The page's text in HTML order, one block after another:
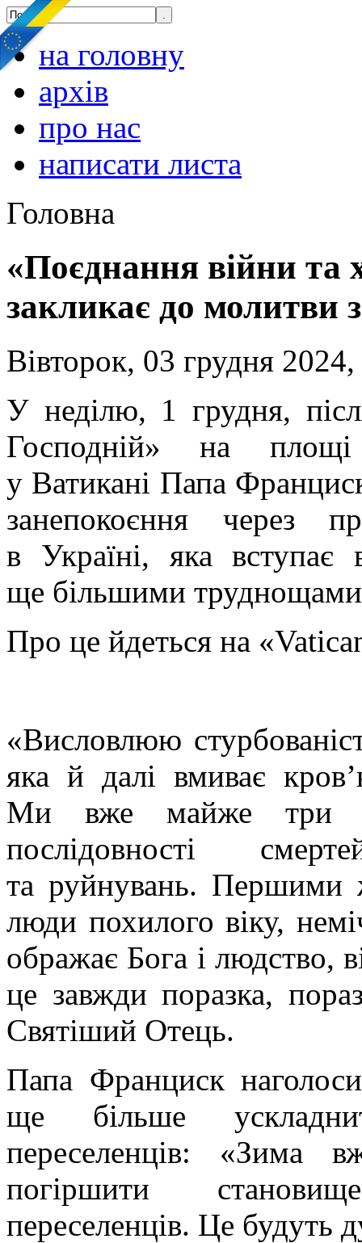
на головну
архів
про нас
написати листа
Головна
«Поєднання війни та
закликає до молитви
Вівторок, 03 грудня
У неділю, 1 грудня,
Господній» на
у Ватикані Папа
занепокоєння через
в Україні, яка
ще більшими труднощами
Про це йдеться на
«Висловлюю
яка й далі вмиває
Ми вже майже три
послідовності
та руйнувань. Першими
люди похилого віку,
ображає Бога і людство,
це завжди поразка,
Святіший Отець.
Папа Франциск
ще більше
переселенців: «Зима
погіршити
переселенців. Це будуть